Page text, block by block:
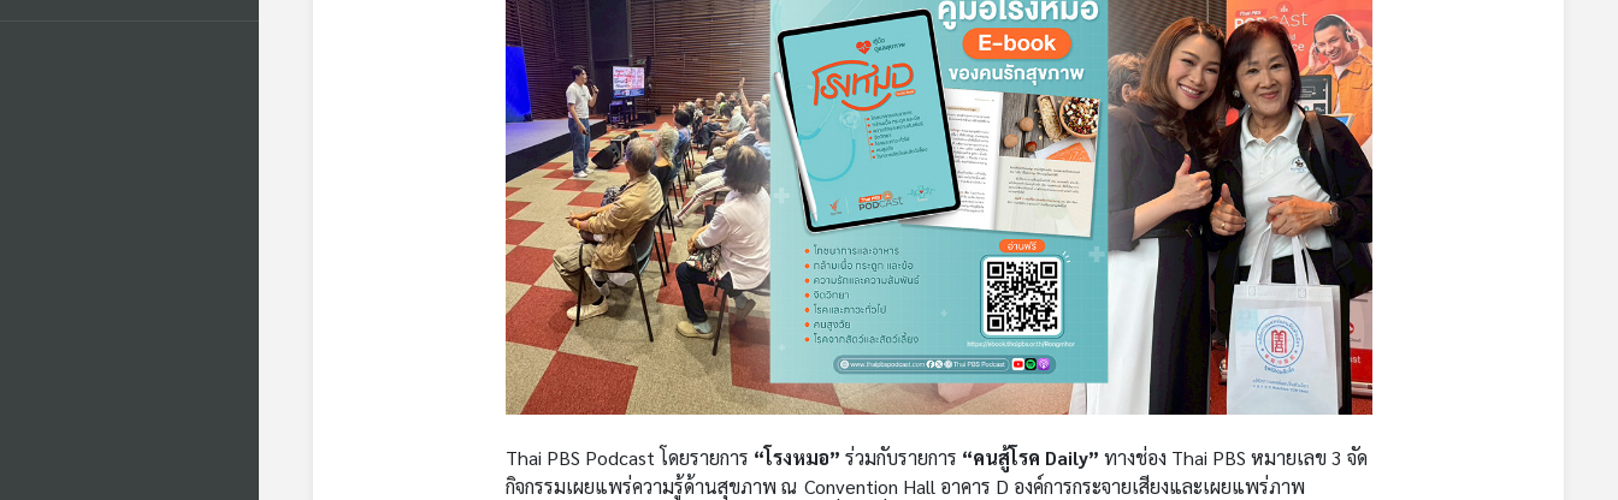
Thai PBS Podcast โดยรายการ “โรงหมอ” ร่วมกับรายการ “คนสู้โรค Daily” ทางช่อง Thai PBS หมายเลข 3 จัด
กิจกรรมเผยแพร่ความรู้ด้านสุขภาพ ณ Convention Hall อาคาร D องค์การกระจายเสียงและเผยแพร่ภาพ